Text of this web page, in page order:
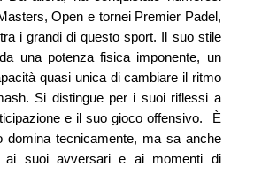
Open e tornei Premier Padel,
i grandi di questo sport. Il suo stile
una potenza fisica imponente, un
quasi unica di cambiare il ritmo
Si distingue per i suoi riflessi a
e il suo gioco offensivo. È
domina tecnicamente, ma sa anche
ai suoi avversari e ai momenti di